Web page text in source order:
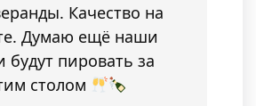
Качество на
Думаю ещё наши
будут пировать за
столом